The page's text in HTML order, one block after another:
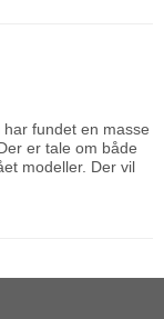
fundet en masse
er tale om både
modeller. Der vil